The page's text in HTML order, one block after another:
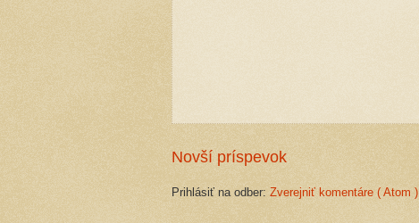
Novší príspevok
Prihlásiť na odber: Zverejniť komentáre ( Atom )